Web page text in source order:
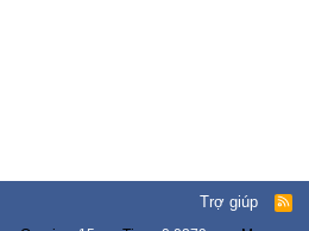
Trợ giúp
R